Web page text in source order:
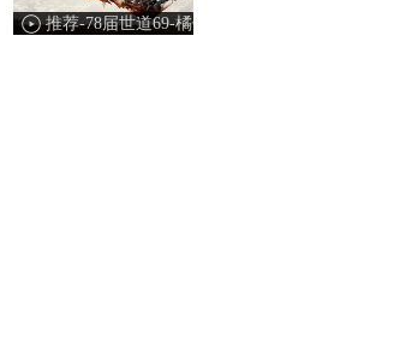
推荐：78届世道139-12无邪vs橘子-宇哥